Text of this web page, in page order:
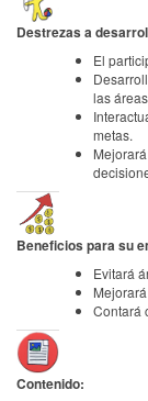
Destrezas a
El
las
metas.
Beneficios para su
Evitará
Contará
Contenido: